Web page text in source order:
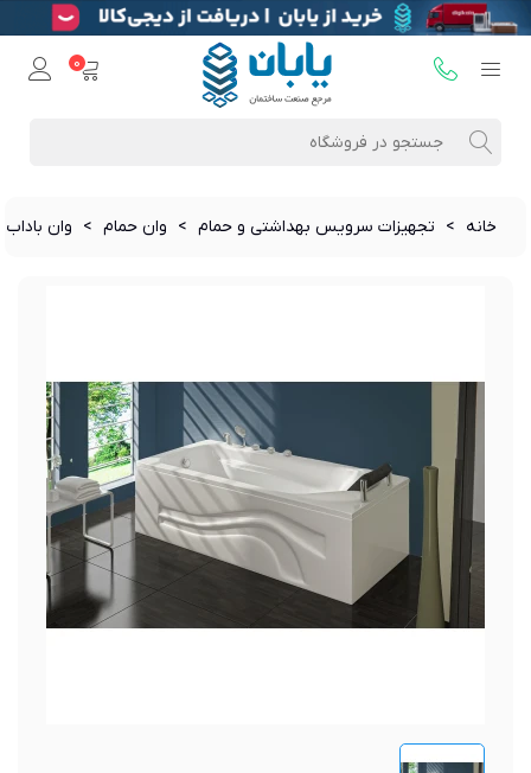
0
خانه > تجهیزات سرویس بهداشتی و حمام > وان حمام > وان باداب